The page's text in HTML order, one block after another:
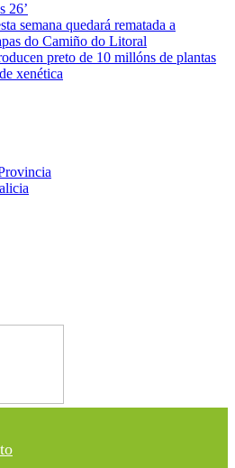
26’
semana quedará rematada a
do Camiño do Litoral
preto de 10 millóns de plantas
xenética